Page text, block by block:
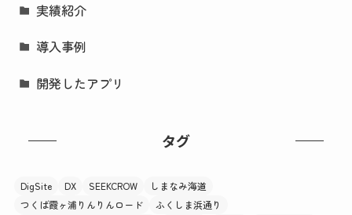
実績紹介
導入事例
開発したアプリ
タグ
DigSite DX SEEKCROW
しまなみ海道
つくば霞ヶ浦りんりんロード
ふくしま浜通り